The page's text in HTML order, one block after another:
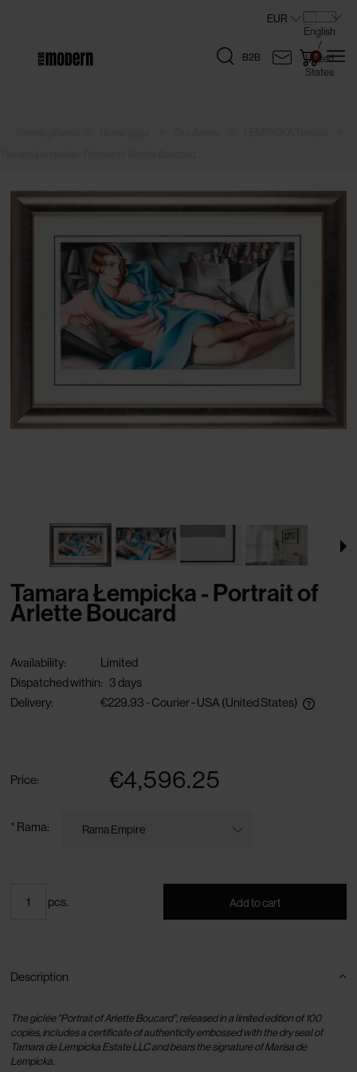
B2B
Tamara Łempicka - Portrait of
Arlette Boucard
Availability:
Limited
Dispatched within: 3 days
Delivery:
€229.93- Courier - USA (United States)
Price: €4,596.25
* Rama:
pcs. Add to cart
Description
The giclée "Portrait of Arlette Boucard", released in a limited edition of 100
copies, includes a certificate of authenticity embossed with the dry seal of
Tamara de Lempicka Estate LLC and bears the signature of Marisa de
Lempicka.